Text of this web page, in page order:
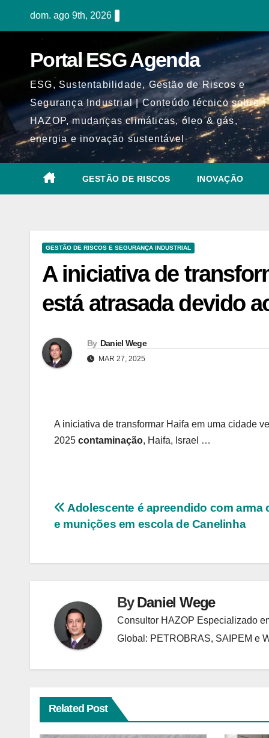
dom. ago 9th, 2026
Portal ESG Agenda
ESG, Sustentabilidade, Gestão de Riscos e
Segurança Industrial | Conteúdo técnico sobre
HAZOP, mudanças climáticas, óleo & gás,
energia e inovação sustentável
GESTÃO DE RISCOS INOVAÇÃO
GESTÃO DE RISCOS E SEGURANÇA INDUSTRIAL
A iniciativa de
está atrasada devido
By Daniel Wege
MAR 27, 2025
A iniciativa de transformar Haifa em uma cidade
2025 contaminação, Haifa, Israel …
Navegação
Post
Adolescente é apreendido com arma
e munições em escola de Canelinha
ByDaniel Wege
Consultor HAZOP Especializado
Global: PETROBRAS, SAIPEM e
Related Post